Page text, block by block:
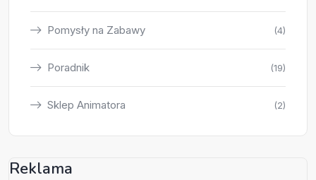
Pomysły na Zabawy (4)
Poradnik (19)
Sklep Animatora (2)
Reklama